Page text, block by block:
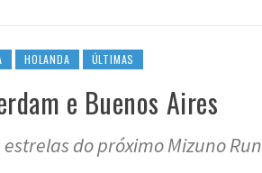
HOLANDA ÚLTIMAS
e Buenos Aires
do próximo Mizuno Run